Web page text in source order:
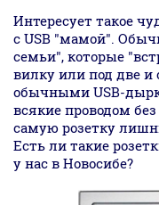
Интересует такое
с USB "мамой".
семьи", которые
вилку или под две и
обычными USB-
всякие проводом
самую розетку
Есть ли такие
у нас в Новосибе?